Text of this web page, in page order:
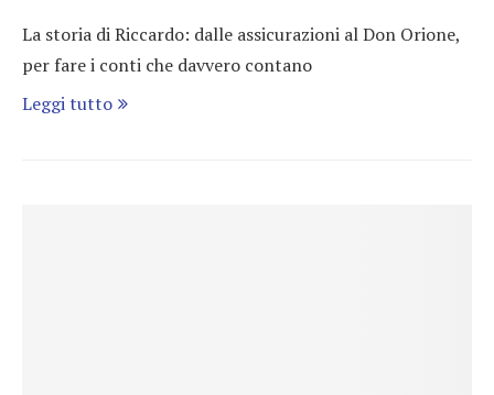
La storia di Riccardo: dalle assicurazioni al Don Orione,
per fare i conti che davvero contano
Leggi tutto